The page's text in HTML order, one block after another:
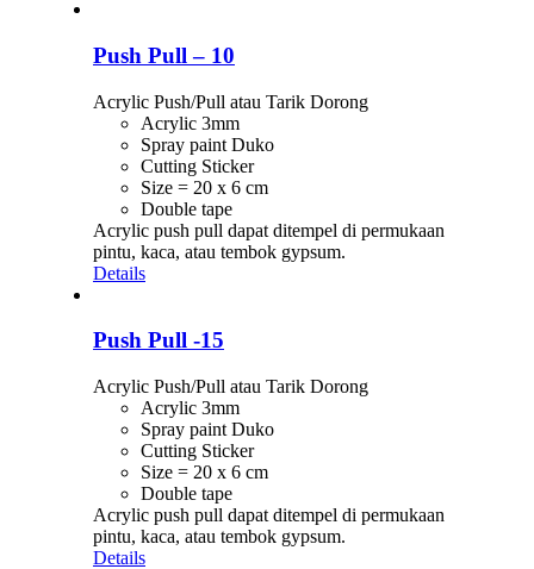
Push Pull – 10
Acrylic Push/Pull atau Tarik Dorong
Acrylic 3mm
Spray paint Duko
Cutting Sticker
Size = 20 x 6 cm
Double tape
Acrylic push pull dapat ditempel di permukaan
pintu, kaca, atau tembok gypsum.
Details
Push Pull -15
Acrylic Push/Pull atau Tarik Dorong
Acrylic 3mm
Spray paint Duko
Cutting Sticker
Size = 20 x 6 cm
Double tape
Acrylic push pull dapat ditempel di permukaan
pintu, kaca, atau tembok gypsum.
Details